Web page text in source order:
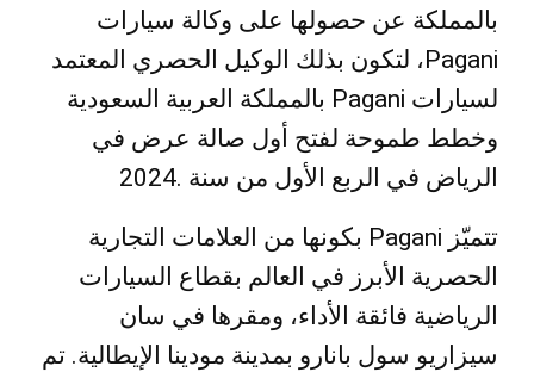
بالمملكة عن حصولها على وكالة سيارات
Pagani، لتكون بذلك الوكيل الحصري المعتمد
لسيارات Pagani بالمملكة العربية السعودية
وخطط طموحة لفتح أول صالة عرض في
الرياض في الربع الأول من سنة .2024
تتميّز Pagani بكونها من العلامات التجارية
الحصرية الأبرز في العالم بقطاع السيارات
الرياضية فائقة الأداء، ومقرها في سان
سيزاريو سول بانارو بمدينة مودينا الإيطالية. تم